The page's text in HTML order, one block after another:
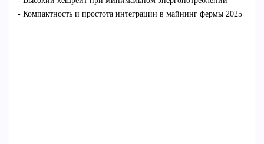
- Компактность и простота интеграции в майнинг фермы 2025